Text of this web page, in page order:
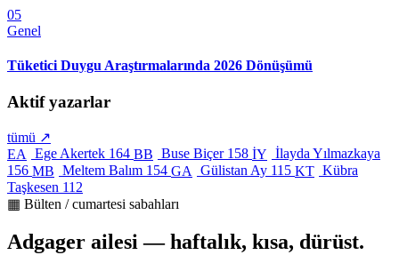
05
Genel
Tüketici Duygu Araştırmalarında 2026 Dönüşümü
Aktif yazarlar
tümü ↗
EA
Ege Akertek 164 BB Buse Biçer 158 İY İlayda Yılmazkaya
156 MB Meltem Balım 154 GA Gülistan Ay 115 KT Kübra
Taşkesen 112
▦ Bülten / cumartesi sabahları
Adgager ailesi — haftalık, kısa, dürüst.